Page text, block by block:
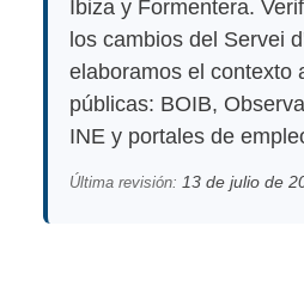
Ibiza y Formentera.
los cambios del Servei
elaboramos el contexto
públicas: BOIB,
INE y portales de
Última revisión: 13 de julio de